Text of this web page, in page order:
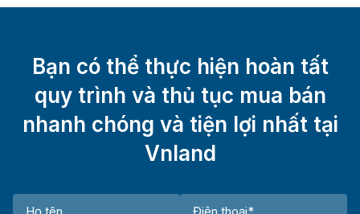
Bạn có thể thực hiện hoàn tất
quy trình và thủ tục mua bán
nhanh chóng và tiện lợi nhất tại
Vnland